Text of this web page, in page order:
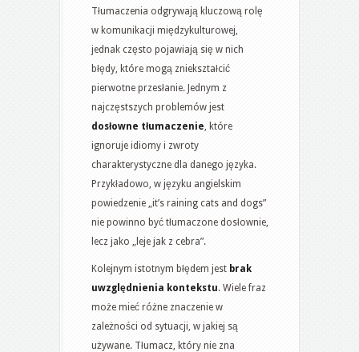
Tłumaczenia odgrywają kluczową rolę
w komunikacji międzykulturowej,
jednak często pojawiają się w nich
błędy, które mogą zniekształcić
pierwotne przesłanie. Jednym z
najczęstszych problemów jest
dosłowne tłumaczenie , które
ignoruje idiomy i zwroty
charakterystyczne dla danego języka.
Przykładowo, w języku angielskim
powiedzenie „it’s raining cats and dogs”
nie powinno być tłumaczone dosłownie,
lecz jako „leje jak z cebra”.
Kolejnym istotnym błędem jest brak
uwzględnienia kontekstu. Wiele fraz
może mieć różne znaczenie w
zależności od sytuacji, w jakiej są
używane. Tłumacz, który nie zna